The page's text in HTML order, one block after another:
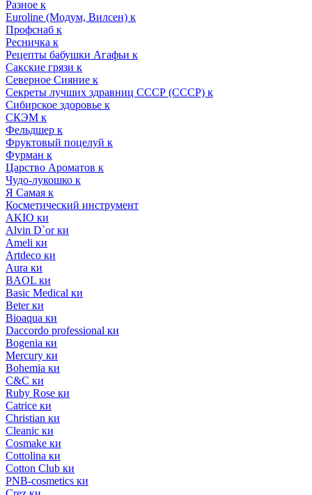
Разное к
Euroline (Модум, Вилсен) к
Профснаб к
Ресничка к
Рецепты бабушки Агафьи к
Сакские грязи к
Северное Сияние к
Секреты лучших здравниц СССР (СССР) к
Сибирское здоровье к
СКЭМ к
Фельдшер к
Фруктовый поцелуй к
Фурман к
Царство Ароматов к
Чудо-лукошко к
Я Самая к
Косметический инструмент
AKIO ки
Alvin D`or ки
Ameli ки
Artdeco ки
Aura ки
BAOL ки
Basic Medical ки
Beter ки
Bioaqua ки
Daccordo professional ки
Bogenia ки
Mercury ки
Bohemia ки
C&C ки
Ruby Rose ки
Catrice ки
Christian ки
Cleanic ки
Cosmake ки
Cottolina ки
Cotton Club ки
PNB-cosmetics ки